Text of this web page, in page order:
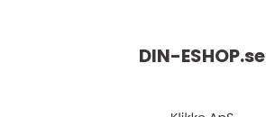
DIN-ESHOP.se